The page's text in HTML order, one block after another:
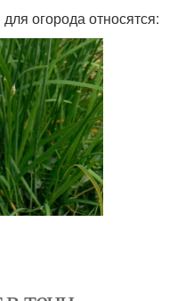
огорода относятся: